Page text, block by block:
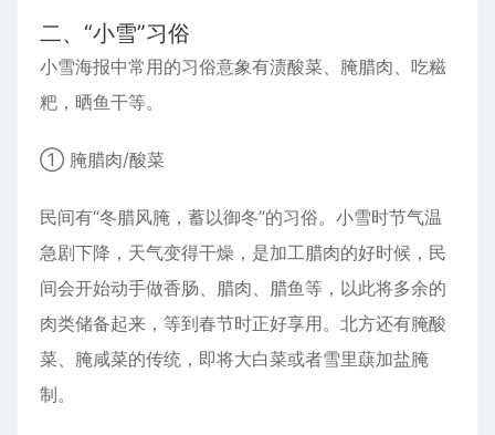
二、“小雪”习俗
小雪海报中常用的习俗意象有渍酸菜、腌腊肉、吃糍
粑，晒鱼干等。
① 腌腊肉/酸菜
民间有“冬腊风腌，蓄以御冬”的习俗。小雪时节气温
急剧下降，天气变得干燥，是加工腊肉的好时候，民
间会开始动手做香肠、腊肉、腊鱼等，以此将多余的
肉类储备起来，等到春节时正好享用。北方还有腌酸
菜、腌咸菜的传统，即将大白菜或者雪里蕻加盐腌
制。